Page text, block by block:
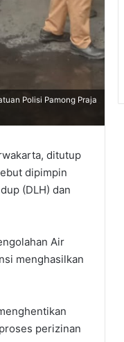
Polisi Pamong Praja
ditutup
dipimpin
(DLH) dan
Air
menghasilkan
perizinan